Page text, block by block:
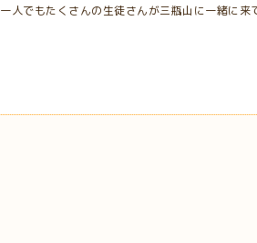
一人でもたくさんの生徒さんが三瓶山に一緒に来